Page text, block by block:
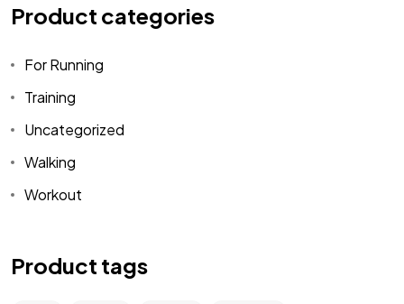
Product categories
For Running
Training
Uncategorized
Walking
Workout
Product tags